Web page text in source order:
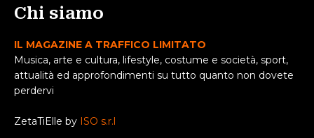
Chi siamo
IL MAGAZINE A TRAFFICO LIMITATO
Musica, arte e cultura, lifestyle, costume e società, sport,
attualità ed approfondimenti su tutto quanto non dovete
perdervi
ZetaTiElle by ISO s.r.l